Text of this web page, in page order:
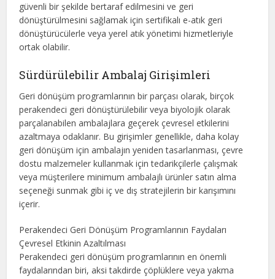
güvenli bir şekilde bertaraf edilmesini ve geri
dönüştürülmesini sağlamak için sertifikalı e-atık geri
dönüştürücülerle veya yerel atık yönetimi hizmetleriyle
ortak olabilir.
Sürdürülebilir Ambalaj Girişimleri
Geri dönüşüm programlarının bir parçası olarak, birçok
perakendeci geri dönüştürülebilir veya biyolojik olarak
parçalanabilen ambalajlara geçerek çevresel etkilerini
azaltmaya odaklanır. Bu girişimler genellikle, daha kolay
geri dönüşüm için ambalajın yeniden tasarlanması, çevre
dostu malzemeler kullanmak için tedarikçilerle çalışmak
veya müşterilere minimum ambalajlı ürünler satın alma
seçeneği sunmak gibi iç ve dış stratejilerin bir karışımını
içerir.
Perakendeci Geri Dönüşüm Programlarının Faydaları
Çevresel Etkinin Azaltılması
Perakendeci geri dönüşüm programlarının en önemli
faydalarından biri, aksi takdirde çöplüklere veya yakma